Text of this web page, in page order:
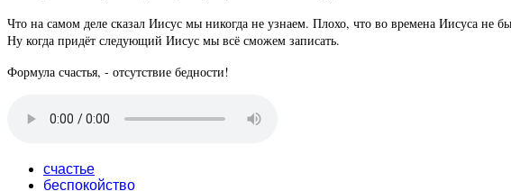
Что на самом деле сказал Иисус мы никогда не узнаем. Плохо, что во времена Иисуса не
Ну когда придёт следующий Иисус мы всё сможем записать.
Формула счастья, - отсутствие бедности!
счастье
беспокойство